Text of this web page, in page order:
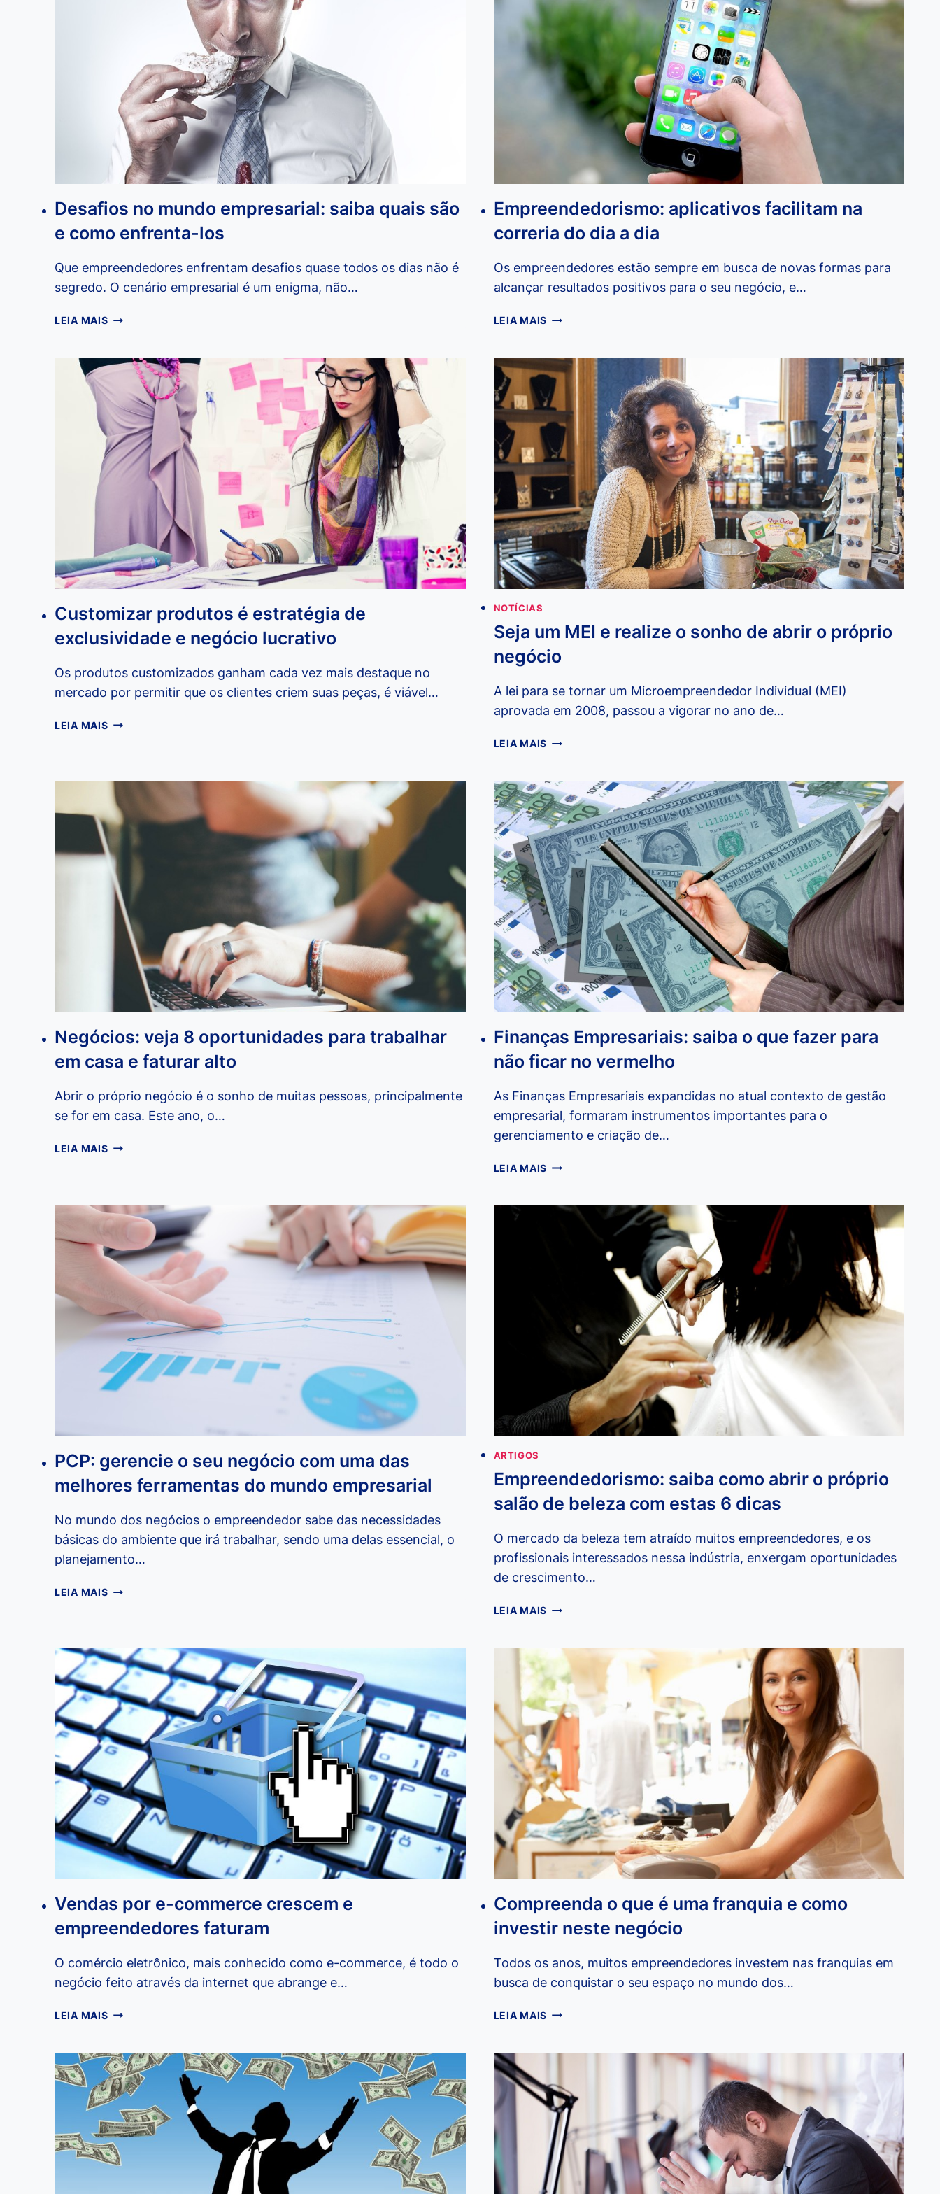
Desafios no mundo empresarial: saiba quais são
e como enfrenta-los
Que empreendedores enfrentam desafios quase todos os dias não é
segredo. O cenário empresarial é um enigma, não…
LEIA MAISDESAFIOS
EMPRESARIAL:
SAIBA
QUAIS
SÃO
E
COMO
ENFRENTA-
LOS
Empreendedorismo: aplicativos facilitam na
correria do dia a dia
Os empreendedores estão sempre em busca de novas formas para
alcançar resultados positivos para o seu negócio, e…
LEIA MAISEMPREENDEDORISMO:
CORRERIA
DO
DIA
DIA
Customizar produtos é estratégia de
exclusividade e negócio lucrativo
Os produtos customizados ganham cada vez mais destaque no
mercado por permitir que os clientes criem suas peças, é viável…
LEIA MAISCUSTOMIZAR
EXCLUSIVIDADE
E
LUCRATIVO
NOTÍCIAS
Seja um MEI e realize o sonho de abrir o próprio
negócio
A lei para se tornar um Microempreendedor Individual (MEI)
aprovada em 2008, passou a vigorar no ano de…
LEIA MAISSEJA
E
REALIZE
O
SONHO
DE
ABRIR
O
PRÓPRIO
NEGÓCIO
Negócios: veja 8 oportunidades para trabalhar
em casa e faturar alto
Abrir o próprio negócio é o sonho de muitas pessoas, principalmente
se for em casa. Este ano, o…
LEIA MAISNEGÓCIOS:
PARA
TRABALHAR
CASA
FATURAR
ALTO
Finanças Empresariais: saiba o que fazer para
não ficar no vermelho
As Finanças Empresariais expandidas no atual contexto de gestão
empresarial, formaram instrumentos importantes para o
gerenciamento e criação de…
LEIA MAISFINANÇAS
VERMELHO
PCP: gerencie o seu negócio com uma das
melhores ferramentas do mundo empresarial
No mundo dos negócios o empreendedor sabe das necessidades
básicas do ambiente que irá trabalhar, sendo uma delas essencial, o
planejamento…
LEIA MAISPCP:
NEGÓCIO
COM
UMA
DAS
MELHORES
FERRAMENTAS
DO
MUNDO
EMPRESARIAL
ARTIGOS
Empreendedorismo: saiba como abrir o próprio
salão de beleza com estas 6 dicas
O mercado da beleza tem atraído muitos empreendedores, e os
profissionais interessados nessa indústria, enxergam oportunidades
de crescimento…
LEIA MAISEMPREENDEDORISMO:
ABRIR
PRÓPRIO
SALÃO
DE
BELEZA
COM
ESTAS
6
DICAS
Vendas por e-commerce crescem e
empreendedores faturam
O comércio eletrônico, mais conhecido como e-commerce, é todo o
negócio feito através da internet que abrange e…
LEIA MAISVENDAS
COMMERCE
CRESCEM
E
EMPREENDEDORES
FATURAM
Compreenda o que é uma franquia e como
investir neste negócio
Todos os anos, muitos empreendedores investem nas franquias em
busca de conquistar o seu espaço no mundo dos…
LEIA MAISCOMPREENDA
FRANQUIA
E
COMO
INVESTIR
NESTE
NEGÓCIO